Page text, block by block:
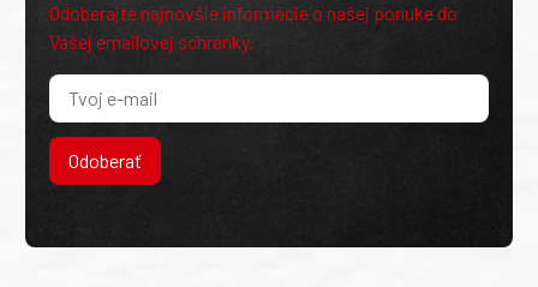
Odoberajte najnovšie informácie o našej ponuke do
Vašej emailovej schránky.
Odoberať